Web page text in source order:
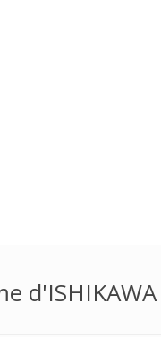
d'ISHIKAWA